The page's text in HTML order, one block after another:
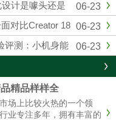
06-23
计是噱头还是
06-23
对比Creator 18
06-23
评测：小机身能
精品样样全
场上比较火热的一个领
业专注多年，拥有丰富的